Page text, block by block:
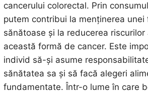
cancerului colorectal. Prin
putem contribui la menținerea unei
sănătoase și la reducerea riscurilor
această formă de cancer. Este
individ să-și asume
sănătatea sa și să facă alegeri
fundamentate. Într-o lume în care